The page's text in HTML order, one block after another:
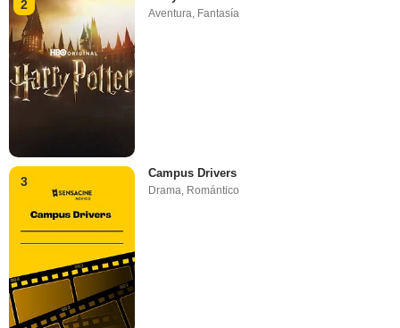
2
Aventura, Fantasía
3
Campus Drivers
Drama, Romántico